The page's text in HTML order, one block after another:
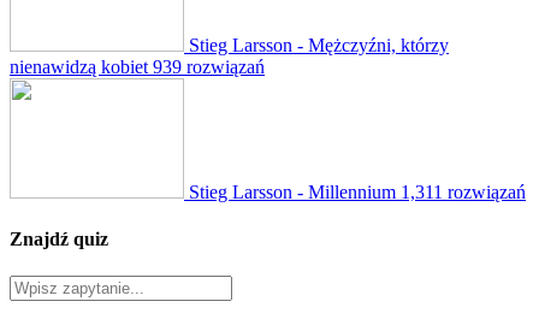
Stieg Larsson - Mężczyźni, którzy
nienawidzą kobiet 939 rozwiązań
Stieg Larsson - Millennium 1,311 rozwiązań
Znajdź quiz